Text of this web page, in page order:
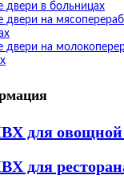
двери в больницах
двери на
двери на
для
для